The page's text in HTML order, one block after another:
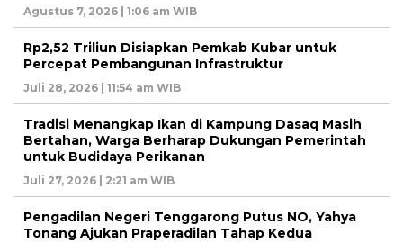
Agustus 7, 2026 | 1:06 am WIB
Rp2,52 Triliun Disiapkan Pemkab Kubar untuk
Percepat Pembangunan Infrastruktur
Juli 28, 2026 | 11:54 am WIB
Tradisi Menangkap Ikan di Kampung Dasaq Masih
Bertahan, Warga Berharap Dukungan Pemerintah
untuk Budidaya Perikanan
Juli 27, 2026 | 2:21 am WIB
Pengadilan Negeri Tenggarong Putus NO, Yahya
Tonang Ajukan Praperadilan Tahap Kedua